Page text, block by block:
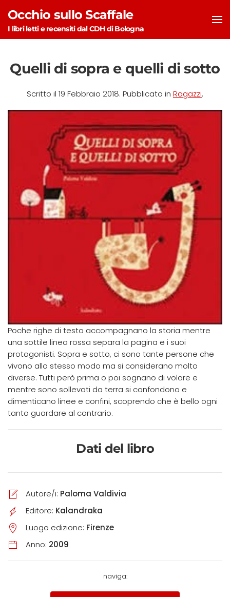
Skip to main content
Occhio sullo Scaffale
I libri letti e recensiti dal CDH di Bologna
Quelli di sopra e quelli di sotto
Scritto il 19 Febbraio 2018. Pubblicato in Ragazzi.
Poche righe di testo accompagnano la storia mentre
una sottile linea rossa separa la pagina e i suoi
protagonisti. Sopra e sotto, ci sono tante persone che
vivono allo stesso modo ma si considerano molto
diverse. Tutti però prima o poi sognano di volare e
mentre sono sollevati da terra si confondono e
dimenticano linee e confini, scoprendo che è bello ogni
tanto guardare al contrario.
Dati del libro
Autore/i: Paloma Valdivia
Editore: Kalandraka
Luogo edizione: Firenze
Anno: 2009
naviga: